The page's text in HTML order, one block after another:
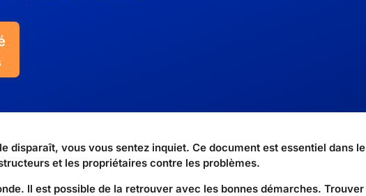
disparaît, vous vous sentez inquiet. Ce document est essentiel dans le
et les propriétaires contre les problèmes.
Il est possible de la retrouver avec les bonnes démarches. Trouver